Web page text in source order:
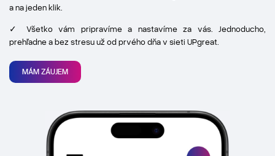
a na jeden klik.
✓ Všetko vám pripravíme a nastavíme za vás. Jednoducho,
prehľadne a bez stresu už od prvého dňa v sieti UPgreat.
MÁM ZÁUJEM